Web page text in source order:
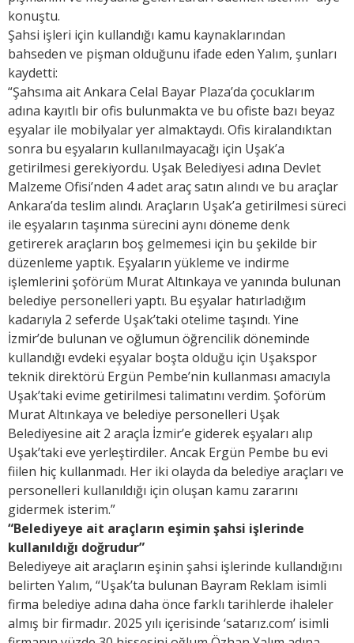
konuştu.
Şahsi işleri için kullandığı kamu kaynaklarından
bahseden ve pişman olduğunu ifade eden Yalım, şunları
kaydetti:
“Şahsıma ait Ankara Celal Bayar Plaza’da çocuklarım
adına kayıtlı bir ofis bulunmakta ve bu ofiste bazı beyaz
eşyalar ile mobilyalar yer almaktaydı. Ofis kiralandıktan
sonra bu eşyaların kullanılmayacağı için Uşak’a
getirilmesi gerekiyordu. Uşak Belediyesi adına Devlet
Malzeme Ofisi’nden 4 adet araç satın alındı ve bu araçlar
Ankara’da teslim alındı. Araçların Uşak’a getirilmesi süreci
ile eşyaların taşınma sürecini aynı döneme denk
getirerek araçların boş gelmemesi için bu şekilde bir
düzenleme yaptık. Eşyaların yükleme ve indirme
işlemlerini şoförüm Murat Altınkaya ve yanında bulunan
belediye personelleri yaptı. Bu eşyalar hatırladığım
kadarıyla 2 seferde Uşak’taki otelime taşındı. Yine
İzmir’de bulunan ve oğlumun öğrencilik döneminde
kullandığı evdeki eşyalar boşta olduğu için Uşakspor
teknik direktörü Ergün Pembe’nin kullanması amacıyla
Uşak’taki evime getirilmesi talimatını verdim. Şoförüm
Murat Altınkaya ve belediye personelleri Uşak
Belediyesine ait 2 araçla İzmir’e giderek eşyaları alıp
Uşak’taki eve yerleştirdiler. Ancak Ergün Pembe bu evi
fiilen hiç kullanmadı. Her iki olayda da belediye araçları ve
personelleri kullanıldığı için oluşan kamu zararını
gidermek isterim.”
“Belediyeye ait araçların eşimin şahsi işlerinde
kullanıldığı doğrudur”
Belediyeye ait araçların eşinin şahsi işlerinde kullandığını
belirten Yalım, “Uşak’ta bulunan Bayram Reklam isimli
firma belediye adına daha önce farklı tarihlerde ihaleler
almış bir firmadır. 2025 yılı içerisinde ‘satarız.com’ isimli